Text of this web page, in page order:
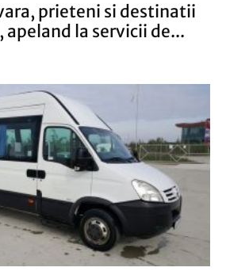
prieteni si destinatii
apeland la servicii de...